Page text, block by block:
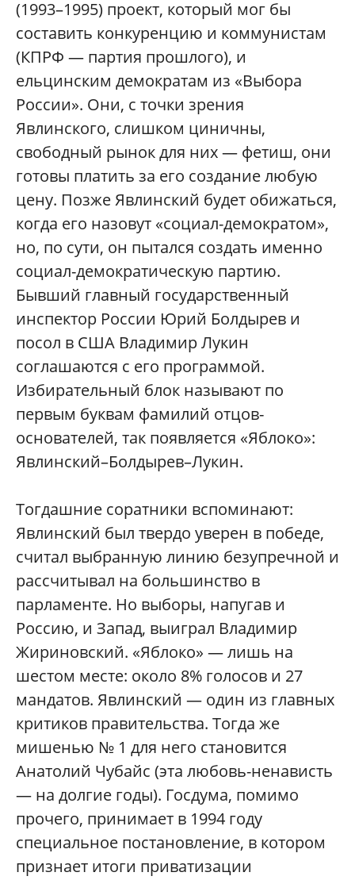
(1993–1995) проект, который мог бы
составить конкуренцию и коммунистам
(КПРФ — партия прошлого), и
ельцинским демократам из «Выбора
России». Они, с точки зрения
Явлинского, слишком циничны,
свободный рынок для них — фетиш, они
готовы платить за его создание любую
цену. Позже Явлинский будет обижаться,
когда его назовут «социал-демократом»,
но, по сути, он пытался создать именно
социал-демократическую партию.
Бывший главный государственный
инспектор России Юрий Болдырев и
посол в США Владимир Лукин
соглашаются с его программой.
Избирательный блок называют по
первым буквам фамилий отцов-
основателей, так появляется «Яблоко»:
Явлинский–Болдырев–Лукин.
Тогдашние соратники вспоминают:
Явлинский был твердо уверен в победе,
считал выбранную линию безупречной и
рассчитывал на большинство в
парламенте. Но выборы, напугав и
Россию, и Запад, выиграл Владимир
Жириновский. «Яблоко» — лишь на
шестом месте: около 8% голосов и 27
мандатов. Явлинский — один из главных
критиков правительства. Тогда же
мишенью № 1 для него становится
Анатолий Чубайс (эта любовь-ненависть
— на долгие годы). Госдума, помимо
прочего, принимает в 1994 году
специальное постановление, в котором
признает итоги приватизации